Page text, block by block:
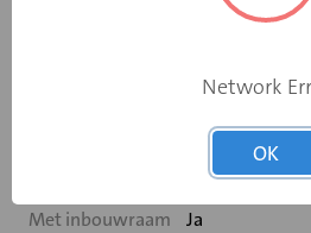
Met inbouwraam Ja
Network
OK